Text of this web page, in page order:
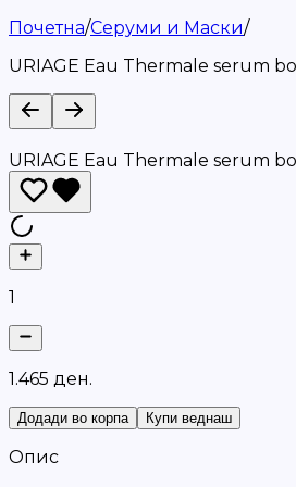
Почетна/Серуми и Маски/
URIAGE Eau Thermale serum
URIAGE Eau Thermale serum
1
1.465 ден.
Додади во корпа Купи веднаш
Опис